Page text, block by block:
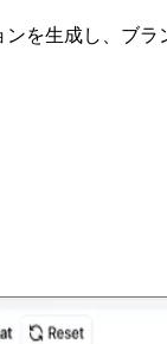
を生成し、ブ